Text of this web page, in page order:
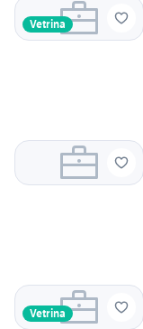
Vetrina
Vetrina